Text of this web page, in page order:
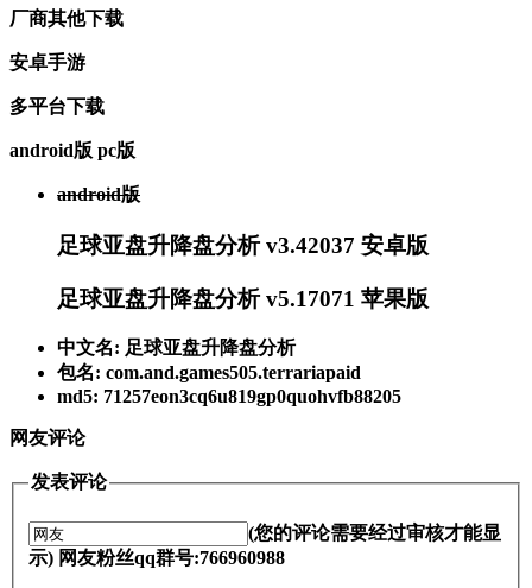
厂商其他下载
安卓手游
多平台下载
android版 pc版
android版
足球亚盘升降盘分析 v3.42037 安卓版
足球亚盘升降盘分析 v5.17071 苹果版
中文名: 足球亚盘升降盘分析
包名: com.and.games505.terrariapaid
md5: 71257eon3cq6u819gp0quohvfb88205
网友评论
发表评论
(您的评论需要经过审核才能显
示) 网友粉丝qq群号:766960988